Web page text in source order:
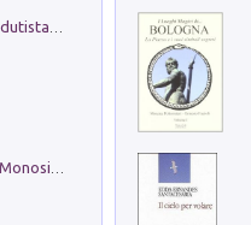
Pietro Bellotti Detto Canaletty. Un Vedutista Veneziano nella Francia dell'Ancien Régime